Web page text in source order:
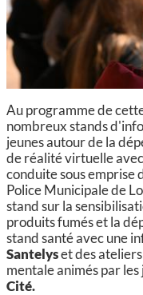
Au programme de
nombreux stands
jeunes autour de la
de réalité virtuelle
conduite sous emprise
Police Municipale de
stand sur la
produits fumés et la
stand santé avec une
Santelysetdes
mentale animés par
Cité.